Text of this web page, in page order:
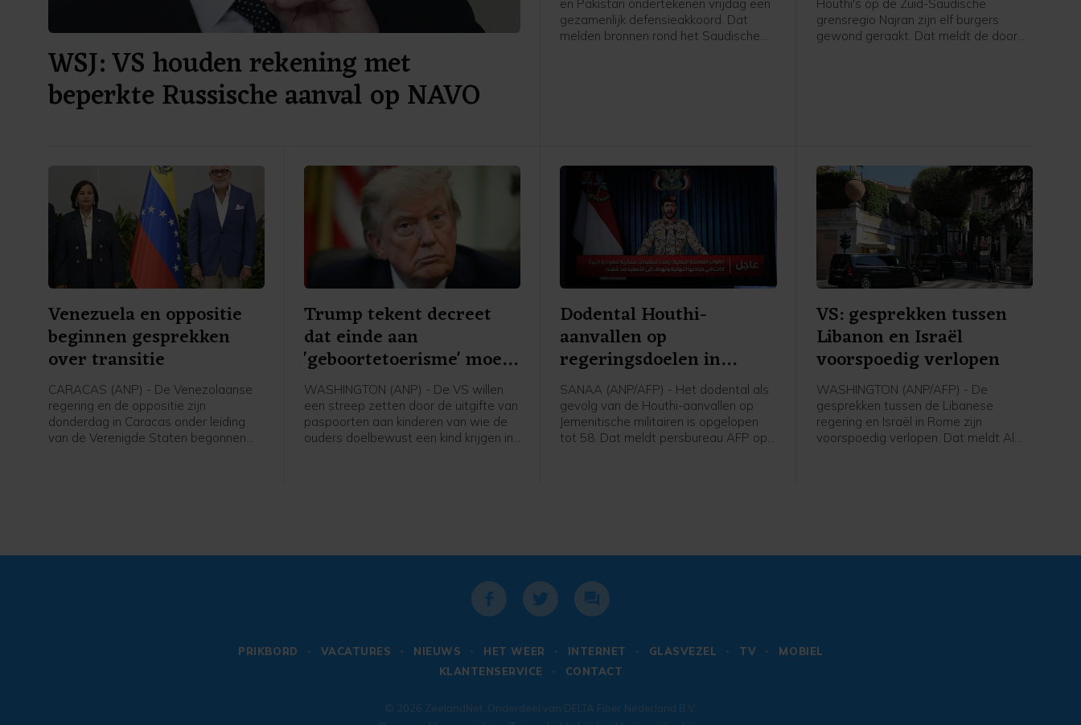
WSJ: VS houden rekening met
beperkte Russische aanval op NAVO
en Pakistan ondertekenen vrijdag een
gezamenlijk defensieakkoord. Dat
melden bronnen rond het Saudische
Houthi's op de Zuid-Saudische
grensregio Najran zijn elf burgers
gewond geraakt. Dat meldt de door
Venezuela en oppositie
beginnen gesprekken
over transitie
CARACAS (ANP) - De Venezolaanse
regering en de oppositie zijn
donderdag in Caracas onder leiding
van de Verenigde Staten begonnen
Trump tekent decreet
dat einde aan
'geboortetoerisme' moet
maken
WASHINGTON (ANP) - De VS willen
een streep zetten door de uitgifte van
paspoorten aan kinderen van wie de
ouders doelbewust een kind krijgen in
Dodental Houthi-
aanvallen op
regeringsdoelen in
Jemen opgelopen
SANAA (ANP/AFP) - Het dodental als
gevolg van de Houthi-aanvallen op
Jemenitische militairen is opgelopen
tot 58. Dat meldt persbureau AFP op
VS: gesprekken tussen
Libanon en Israël
voorspoedig verlopen
WASHINGTON (ANP/AFP) - De
gesprekken tussen de Libanese
regering en Israël in Rome zijn
voorspoedig verlopen. Dat meldt Al
PRIKBORD VACATURES NIEUWS HET WEER INTERNET GLASVEZEL TV
MOBIEL
KLANTENSERVICE
CONTACT
© 2026 ZeelandNet . Onderdeel van DELTA Fiber Nederland B.V.